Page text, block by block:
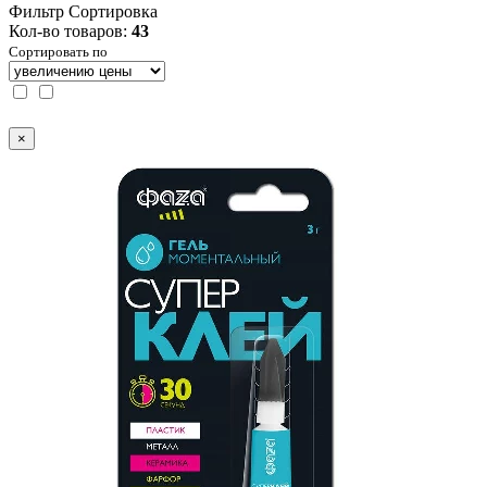
Фильтр Сортировка
Кол-во товаров: 43
Сортировать по
×